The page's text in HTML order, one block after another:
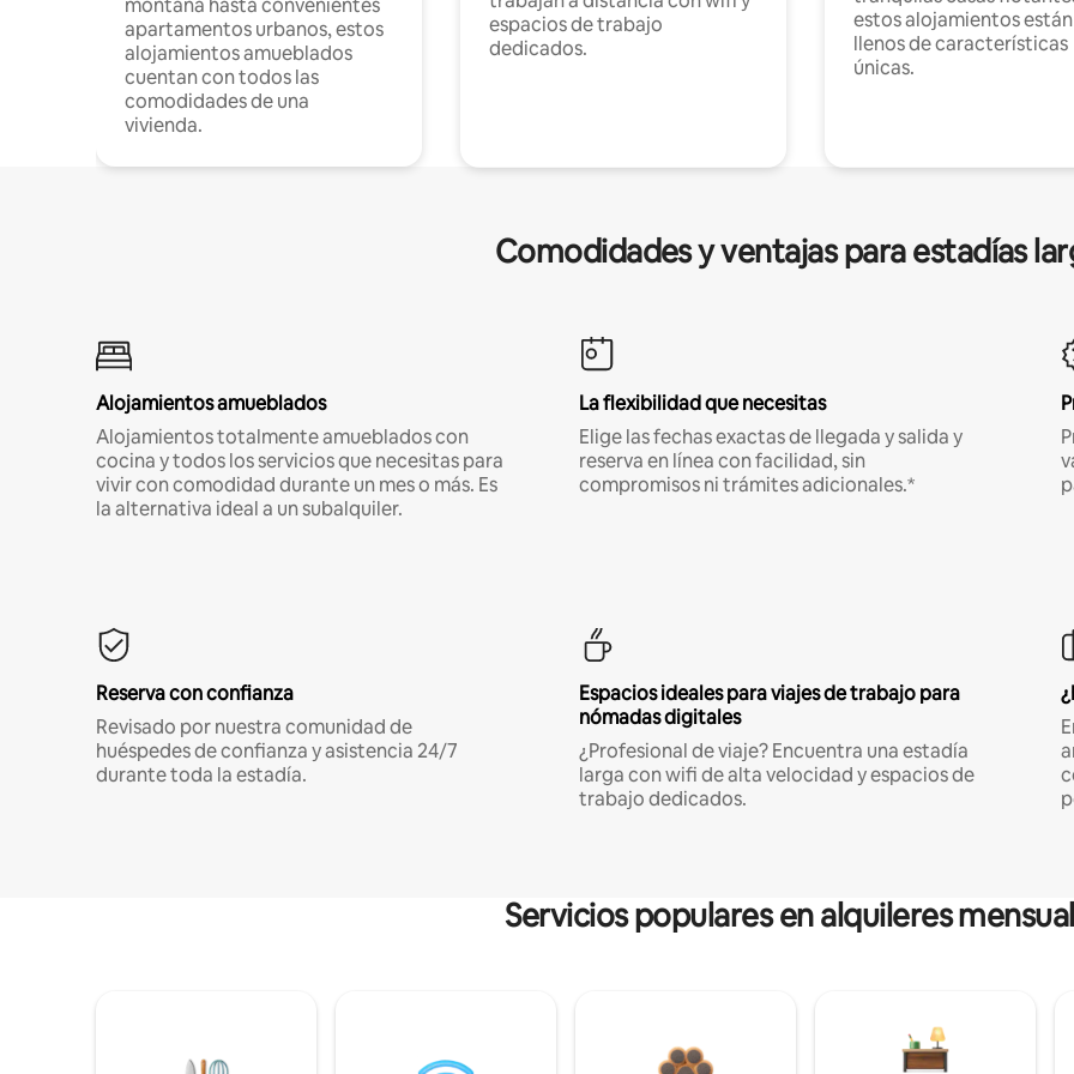
montaña hasta convenientes
apartamentos urbanos, estos
alojamientos amueblados
cuentan con todos las
comodidades de una
vivienda.
espacios de trabajo
dedicados.
estos alojamientos están
llenos de características
únicas.
Comodidades y ventajas para estadías
Alojamientos amueblados
Alojamientos totalmente amueblados con
cocina y todos los servicios que necesitas para
vivir con comodidad durante un mes o más. Es
la alternativa ideal a un subalquiler.
La flexibilidad que necesitas
Elige las fechas exactas de llegada y salida y
reserva en línea con facilidad, sin
compromisos ni trámites adicionales.*
Reserva con confianza
Revisado por nuestra comunidad de
huéspedes de confianza y asistencia 24/7
durante toda la estadía.
Espacios ideales para viajes de trabajo para
nómadas digitales
¿Profesional de viaje? Encuentra una estadía
larga con wifi de alta velocidad y espacios de
trabajo dedicados.
Servicios populares en alquileres